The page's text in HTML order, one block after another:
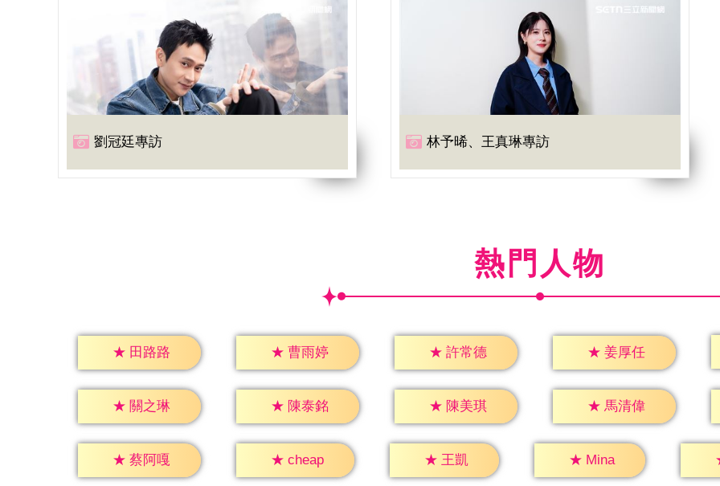
劉冠廷專訪 林予晞、王真琳專訪
熱門人物
★ 田路路 ★ 曹雨婷 ★ 許常德 ★ 姜厚任
★ 關之琳 ★ 陳泰銘 ★ 陳美琪 ★ 馬清偉
★ 蔡阿嘎 ★ cheap ★ 王凱 ★ Mina